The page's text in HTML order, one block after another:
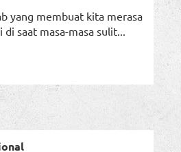
yang membuat kita merasa
di saat masa-masa sulit...